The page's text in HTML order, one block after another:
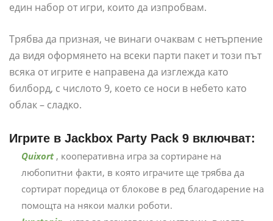
един набор от игри, които да изпробвам.
Трябва да призная, че винаги очаквам с нетърпение
да видя оформянето на всеки парти пакет и този път
всяка от игрите е направена да изглежда като
билборд, с числото 9, което се носи в небето като
облак – сладко.
Игрите в Jackbox Party Pack 9 включват:
Quixort , кооперативна игра за сортиране на
любопитни факти, в която играчите ще трябва да
сортират поредица от блокове в ред благодарение на
помощта на някои малки роботи.